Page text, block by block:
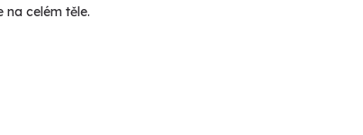
na celém těle.